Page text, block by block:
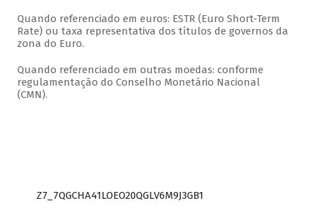
Quando referenciado em euros: ESTR (Euro Short-Term
Rate) ou taxa representativa dos títulos de governos da
zona do Euro.
Quando referenciado em outras moedas: conforme
regulamentação do Conselho Monetário Nacional
(CMN).
Z7_7QGCHA41LOEO20QGLV6M9J3GB1